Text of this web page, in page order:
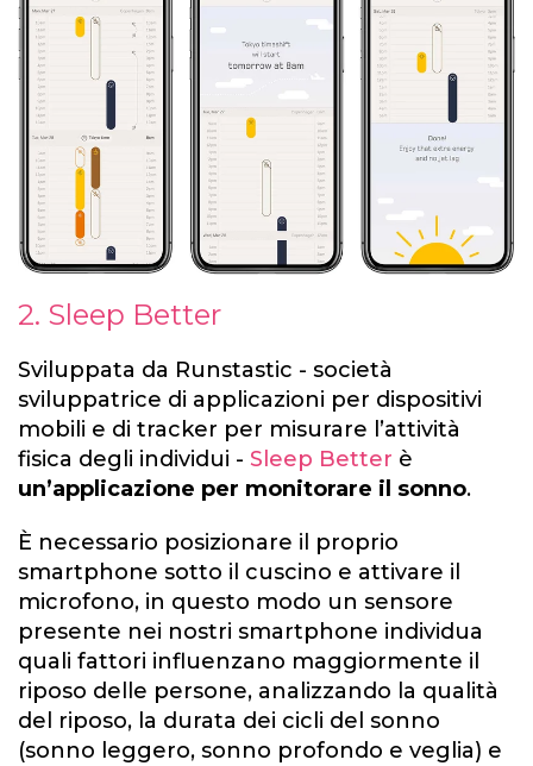
2. Sleep Better
Sviluppata da Runstastic - società
sviluppatrice di applicazioni per dispositivi
mobili e di tracker per misurare l’attività
fisica degli individui - Sleep Better è
un’applicazione per monitorare il sonno.
È necessario posizionare il proprio
smartphone sotto il cuscino e attivare il
microfono, in questo modo un sensore
presente nei nostri smartphone individua
quali fattori influenzano maggiormente il
riposo delle persone, analizzando la qualità
del riposo, la durata dei cicli del sonno
(sonno leggero, sonno profondo e veglia) e